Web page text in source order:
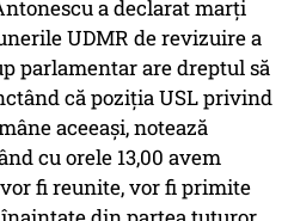
a declarat marţi
UDMR de revizuire a
parlamentar are dreptul să
că poziţia USL privind
aceeaşi, notează
cu orele 13,00 avem
fi reunite, vor fi primite